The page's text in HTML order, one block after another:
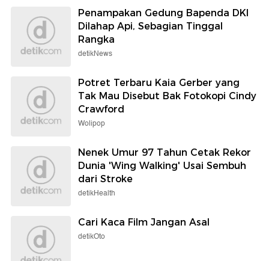
Penampakan Gedung Bapenda DKI
Dilahap Api, Sebagian Tinggal
Rangka
detikNews
Potret Terbaru Kaia Gerber yang
Tak Mau Disebut Bak Fotokopi Cindy
Crawford
Wolipop
Nenek Umur 97 Tahun Cetak Rekor
Dunia 'Wing Walking' Usai Sembuh
dari Stroke
detikHealth
Cari Kaca Film Jangan Asal
detikOto